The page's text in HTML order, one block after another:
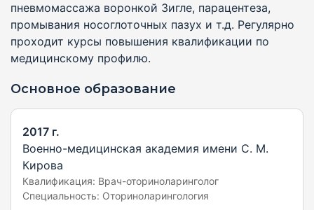
пневмомассажа воронкой Зигле, парацентеза,
промывания носоглоточных пазух и т.д. Регулярно
проходит курсы повышения квалификации по
медицинскому профилю.
Основное образование
2017 г.
Военно-медицинская академия имени С. М.
Кирова
Квалификация: Врач-оториноларинголог
Специальность: Оториноларингология